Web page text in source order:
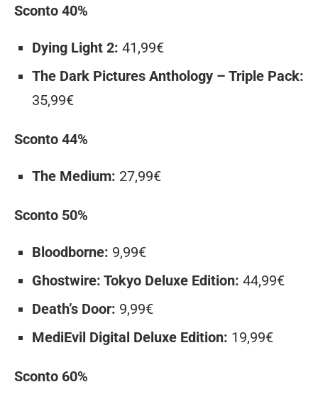
Sconto 40%
Dying Light 2: 41,99€
The Dark Pictures Anthology – Triple Pack:
35,99€
Sconto 44%
The Medium: 27,99€
Sconto 50%
Bloodborne: 9,99€
Ghostwire: Tokyo Deluxe Edition: 44,99€
Death’s Door: 9,99€
MediEvil Digital Deluxe Edition: 19,99€
Sconto 60%